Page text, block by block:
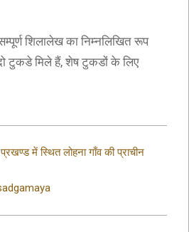
शिलालेख का निम्नलिखित रूप
टुकडे मिले हैं, शेष टुकडों के लिए
में स्थित लोहना गाँव की प्राचीन